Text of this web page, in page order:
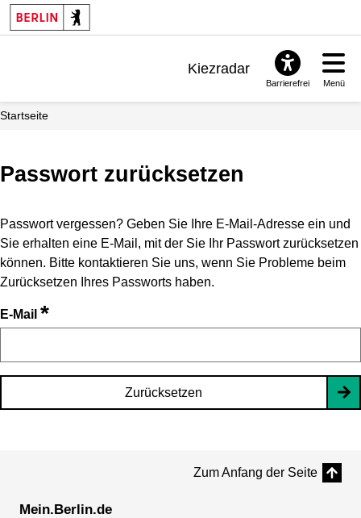
Kiezradar
Barrierefrei Menü
Startseite
Passwort zurücksetzen
Passwort vergessen? Geben Sie Ihre E-Mail-Adresse ein und
Sie erhalten eine E-Mail, mit der Sie Ihr Passwort zurücksetzen
können. Bitte kontaktieren Sie uns, wenn Sie Probleme beim
Zurücksetzen Ihres Passworts haben.
E-Mail *
Zurücksetzen
Zum Anfang der Seite
Mein.Berlin.de